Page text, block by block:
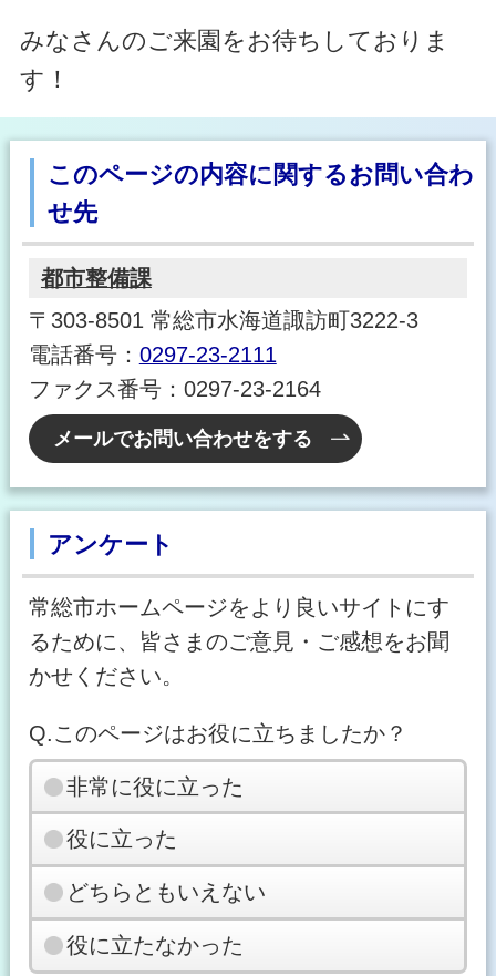
みなさんのご来園をお待ちしておりま
す！
このページの内容に関するお問い合わ
せ先
都市整備課
〒303-8501 常総市水海道諏訪町3222-3
電話番号： 0297-23-2111
ファクス番号：0297-23-2164
メールでお問い合わせをする
アンケート
常総市ホームページをより良いサイトにす
るために、皆さまのご意見・ご感想をお聞
かせください。
Q.このページはお役に立ちましたか？
非常に役に立った
役に立った
どちらともいえない
役に立たなかった